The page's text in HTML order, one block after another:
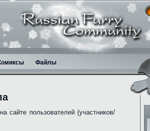
Файлы
сайте пользователей (участников/